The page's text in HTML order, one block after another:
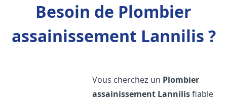
Besoin de Plombier
assainissement Lannilis ?
Vous cherchez un Plombier
assainissement Lannilisfiable